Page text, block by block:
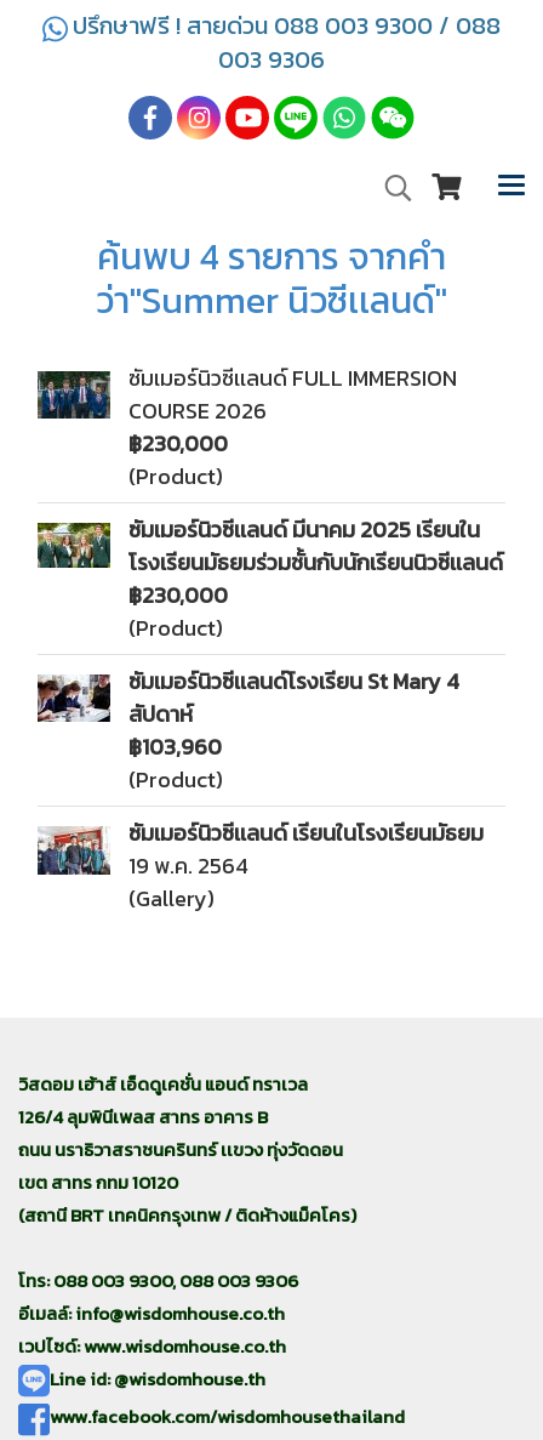
ปรึกษาฟรี ! สายด่วน 088 003 9300 / 088
003 9306
ค้นพบ 4 รายการ จากคำ
ว่า"Summer นิวซีเเลนด์"
ซัมเมอร์นิวซีเเลนด์ FULL IMMERSION
COURSE 2026
฿230,000
(Product)
ซัมเมอร์นิวซีเเลนด์ มีนาคม 2025 เรียนใน
โรงเรียนมัธยมร่วมชั้นกับนักเรียนนิวซีเเลนด์
฿230,000
(Product)
ซัมเมอร์นิวซีเเลนด์โรงเรียน St Mary 4
สัปดาห์
฿103,960
(Product)
ซัมเมอร์นิวซีเเลนด์ เรียนในโรงเรียนมัธยม
19 พ.ค. 2564
(Gallery)
วิสดอม เฮ้าส์ เอ็ดดูเคชั่น แอนด์ ทราเวล
126/4 ลุมพินีเพลส สาทร อาคาร B
ถนน นราธิวาสราชนครินทร์ เเขวง ทุ่งวัดดอน
เขต สาทร กทม 10120
(สถานี BRT เทคนิคกรุงเทพ / ติดห้างแม็คโคร)
โทร: 088 003 9300, 088 003 9306
อีเมลล์:info@wisdomhouse.co.th
เวปไซด์: www.wisdomhouse.co.th
Line id: @wisdomhouse.th
www.facebook.com/wisdomhousethailand